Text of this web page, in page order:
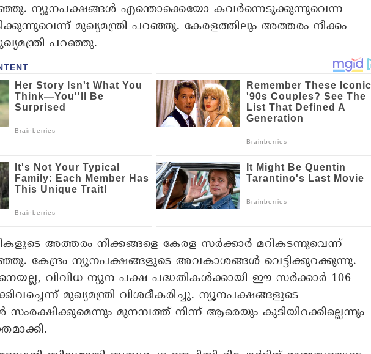
ന്യൂനപക്ഷങ്ങൾ എന്തൊക്കെയോ കവർന്നെടുക്കുന്നുവെന്ന
മുഖ്യമന്ത്രി പറഞ്ഞു. കേരളത്തിലും അത്തരം നീക്കം
പറഞ്ഞു.
അത്തരം നീക്കങ്ങളെ കേരള സർക്കാർ മറികടന്നുവെന്ന്
കേന്ദ്രം ന്യൂനപക്ഷങ്ങളുടെ അവകാശങ്ങൾ വെട്ടിക്കുറക്കുന്നു.
വിവിധ ന്യൂന പക്ഷ പദ്ധതികൾക്കായി ഈ സർക്കാർ 106
മുഖ്യമന്ത്രി വിശദീകരിച്ചു. ന്യൂനപക്ഷങ്ങളുടെ
മുനമ്പത്ത് നിന്ന് ആരെയും കുടിയിറക്കില്ലെന്നും